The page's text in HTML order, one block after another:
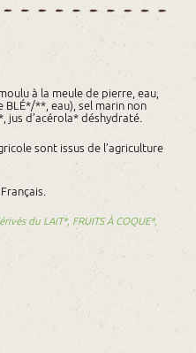
à la meule de pierre, eau,
BLÉ*/**, eau), sel marin non
jus d’acérola* déshydraté.
sont issus de l’agriculture
du LAIT*, FRUITS À COQUE*,